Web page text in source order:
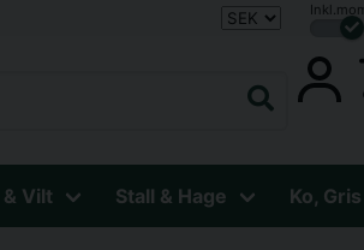
Vilt Stall & Hage Ko,